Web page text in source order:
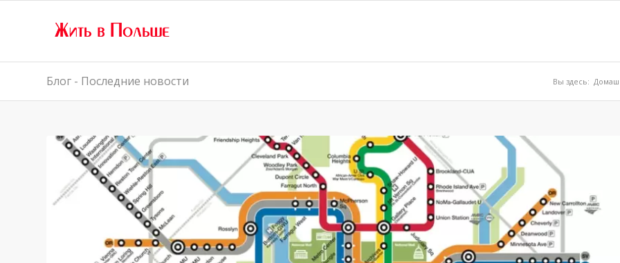
Блог - Последние новости Вы здесь: